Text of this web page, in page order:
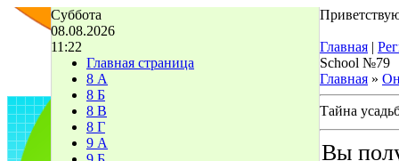
Суббота
08.08.2026
11:22
Главная страница
8 А
8 Б
8 В
8 Г
9 А
Главная |
School №79
Главная »
Тайна
Вы